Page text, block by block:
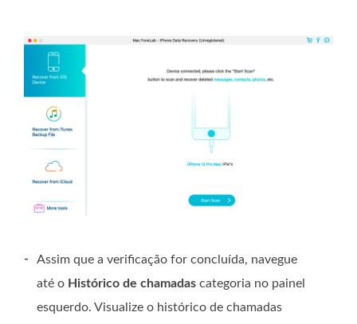
-
Assim que a verificação for concluída, navegue
até o Histórico de chamadas categoria no painel
esquerdo. Visualize o histórico de chamadas